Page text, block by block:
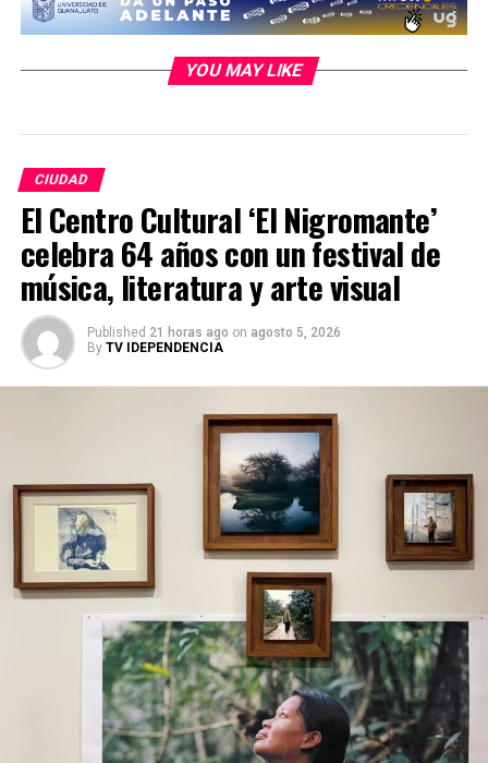
YOU MAY LIKE
CIUDAD
El Centro Cultural ‘El Nigromante’
celebra 64 años con un festival de
música, literatura y arte visual
Published 21 horas ago on agosto 5, 2026
By TV IDEPENDENCIA